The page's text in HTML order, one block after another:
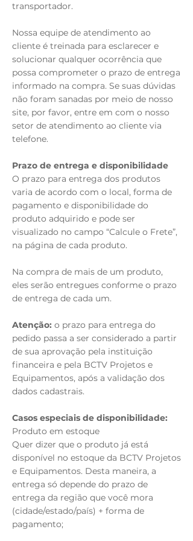
transportador.
Nossa equipe de atendimento ao
cliente é treinada para esclarecer e
solucionar qualquer ocorrência que
possa comprometer o prazo de entrega
informado na compra. Se suas dúvidas
não foram sanadas por meio de nosso
site, por favor, entre em com o nosso
setor de atendimento ao cliente via
telefone.
Prazo de entrega e disponibilidade
O prazo para entrega dos produtos
varia de acordo com o local, forma de
pagamento e disponibilidade do
produto adquirido e pode ser
visualizado no campo “Calcule o Frete”,
na página de cada produto.
Na compra de mais de um produto,
eles serão entregues conforme o prazo
de entrega de cada um.
Atenção: o prazo para entrega do
pedido passa a ser considerado a partir
de sua aprovação pela instituição
financeira e pela BCTV Projetos e
Equipamentos, após a validação dos
dados cadastrais.
Casos especiais de disponibilidade:
Produto em estoque
Quer dizer que o produto já está
disponível no estoque da BCTV Projetos
e Equipamentos. Desta maneira, a
entrega só depende do prazo de
entrega da região que você mora
(cidade/estado/país) + forma de
pagamento;